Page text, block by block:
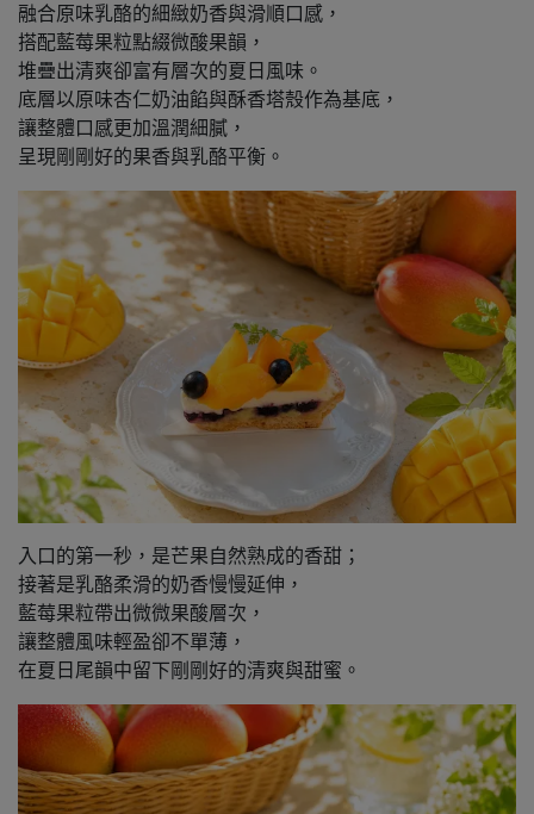
融合原味乳酪的細緻奶香與滑順口感，
搭配藍莓果粒點綴微酸果韻，
堆疊出清爽卻富有層次的夏日風味。
底層以原味杏仁奶油餡與酥香塔殼作為基底，
讓整體口感更加溫潤細膩，
呈現剛剛好的果香與乳酪平衡。
入口的第一秒，是芒果自然熟成的香甜；
接著是乳酪柔滑的奶香慢慢延伸，
藍莓果粒帶出微微果酸層次，
讓整體風味輕盈卻不單薄，
在夏日尾韻中留下剛剛好的清爽與甜蜜。